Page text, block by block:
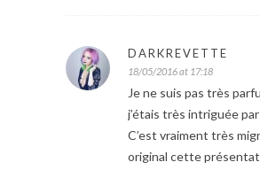
DARKREVETTE
18/05/2016 at 17:18
Je ne suis pas très
j’étais très intriguée
C’est vraiment très
original cette